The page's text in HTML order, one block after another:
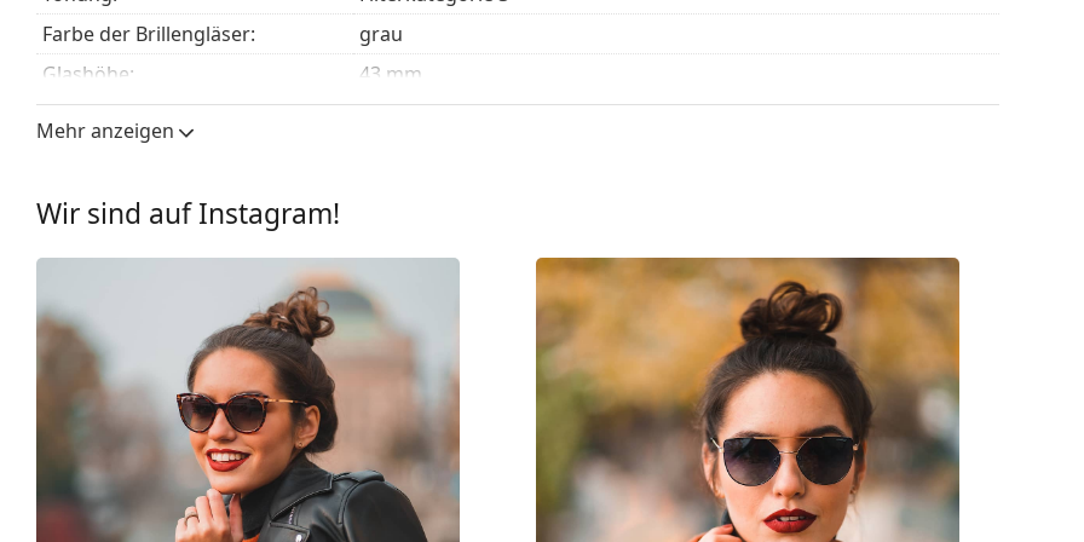
finden.
Farbe der Brillengläser:
grau
Glashöhe:
43 mm
Glasbreite:
53 mm
Brillenfassungen
Farbe der Fassung:
braun
Material der Fassung:
Kunststoff
Größe:
Brillenbreite:
135 mm
Bügellänge:
145 mm
Stegbreite:
19 mm
Mehr anzeigen
Wir sind auf Instagram!